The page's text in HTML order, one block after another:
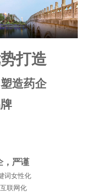
打造
造药企
严谨
词女性化
联网化